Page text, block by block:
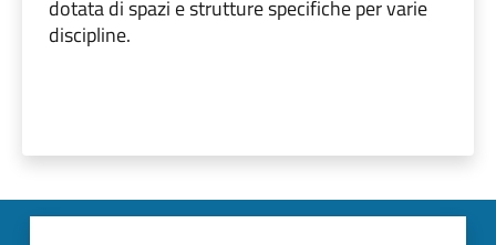
dotata di spazi e strutture specifiche per varie
discipline.